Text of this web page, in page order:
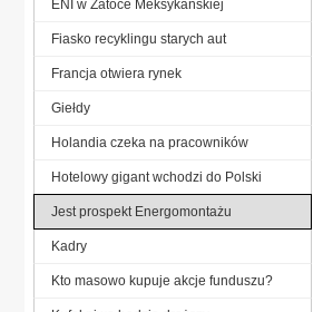
ENI w Zatoce Meksykańskiej
Fiasko recyklingu starych aut
Francja otwiera rynek
Giełdy
Holandia czeka na pracowników
Hotelowy gigant wchodzi do Polski
Jest prospekt Energomontażu
Kadry
Kto masowo kupuje akcje funduszu?